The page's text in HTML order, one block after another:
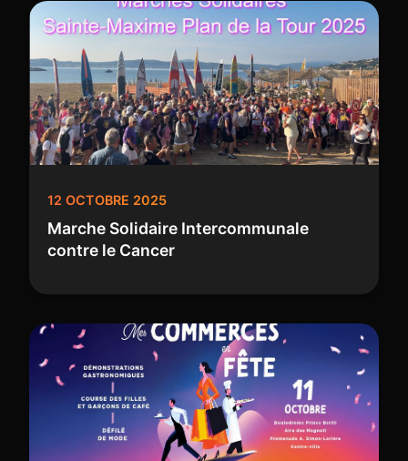
12 OCTOBRE 2025
Marche Solidaire Intercommunale
contre le Cancer